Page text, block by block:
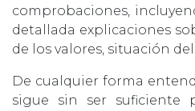
comprobaciones,
detallada explicaciones
de los valores, situación
De cualquier forma
sigue sin ser suficiente